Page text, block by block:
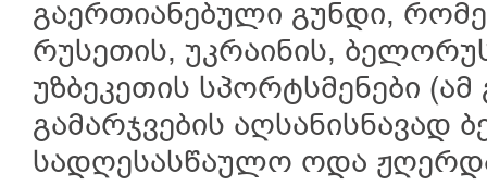
გაერთიანებული გუნდი,
რუსეთის, უკრაინის,
უზბეკეთის სპორტსმენები
გამარჯვების აღსანისნავად
სადღესასწაულო ოდა